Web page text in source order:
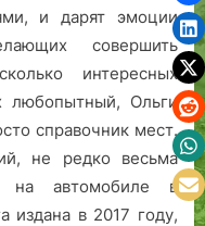
и дарят эмоции
совершить
интересных
любопытный, Ольги
справочник мест.
не редко весьма
на автомобиле в
издана в 2017 году,